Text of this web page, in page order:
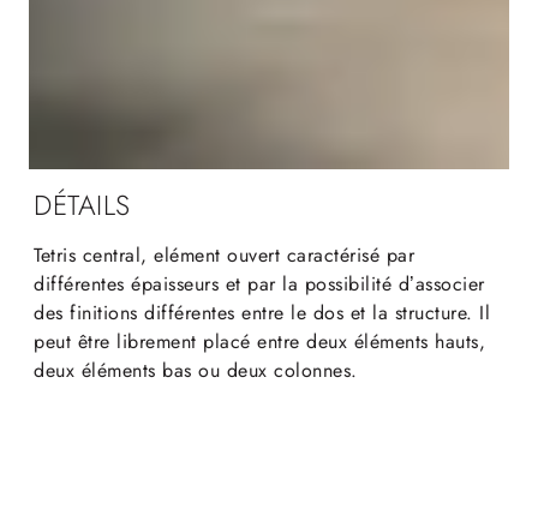
DÉTAILS
Tetris central, elément ouvert caractérisé par
différentes épaisseurs et par la possibilité d’associer
des finitions différentes entre le dos et la structure. Il
peut être librement placé entre deux éléments hauts,
deux éléments bas ou deux colonnes.